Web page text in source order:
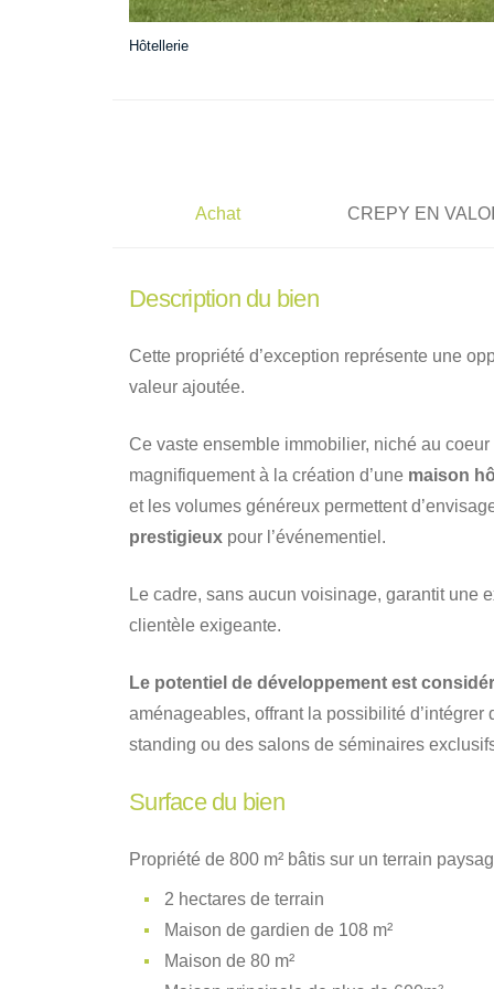
Hôtellerie
Achat CREPY EN
Description du bien
Cette propriété d’exception représente une
valeur ajoutée.
Ce vaste ensemble immobilier, niché au
magnifiquement à la création d’une maison
et les volumes généreux permettent
prestigieux pour l’événementiel.
Le cadre, sans aucun voisinage, garantit une
clientèle exigeante.
Le potentiel de développement est
aménageables, offrant la possibilité
standing ou des salons de séminaires
Surface du bien
Propriété de 800 m² bâtis sur un terrain
2 hectares de terrain
Maison de gardien de 108 m²
Maison de 80 m²